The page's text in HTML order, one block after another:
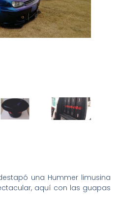
una Hummer limusina
aquí con las guapas